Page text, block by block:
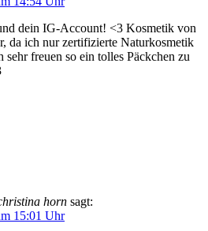
dein IG-Account! <3 Kosmetik von
da ich nur zertifizierte Naturkosmetik
sehr freuen so ein tolles Päckchen zu
horn sagt:
15:01 Uhr